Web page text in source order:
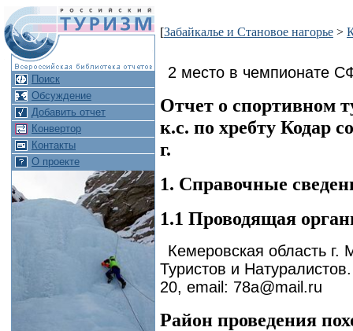
Поиск
Обсуждение
Добавить отчет
Конвертор
Контакты
О проекте
[Забайкалье и Становое нагорье >
2 место в чемпионате
Отчет о спортивном
к.с. по хребту Кодар
г.
1. Справочные
1.1 Проводящая
Кемеровская область
Туристов и
20, email: 78a@mail.ru
Район проведения